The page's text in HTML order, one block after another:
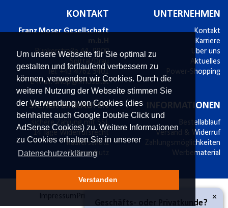
Um unsere Webseite für Sie optimal zu
gestalten und fortlaufend verbessern zu
können, verwenden wir Cookies. Durch die
weitere Nutzung der Webseite stimmen Sie
der Verwendung von Cookies (dies
beinhaltet auch Google Double Click und
AdSense Cookies) zu. Weitere Informationen
zu Cookies erhalten Sie in unserer
Datenschutzerklärung
Verstanden
KONTAKT
Franz Moser Gesellschaft
m.b.H
Bünkerstraße 44,9800
Spittal/Drau
Tel. +43 4762 5401
E-Mail: shop@fmoser.at
UNTERNEHMEN
Kontakt
Karriere
Über uns
Aktuelles
Power-Shopping
SICHER EINKAUFEN
sichere Zahlung mit SSL
14 Tage Widerrufsrecht
Käuferschutz
Datenschutz
INFORMATIONEN
Bestellablauf
Versand & Widerruf
Zahlungsmöglichkeiten
Werbematerial
ImpressumPrivatsphäre und Datenschutz ×
Geschäfts- oder Privatkunde?